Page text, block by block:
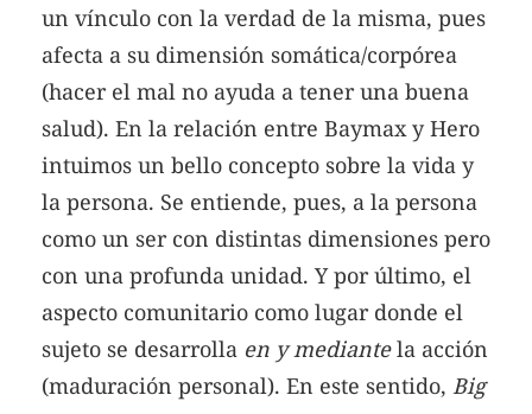
un vínculo con la verdad de la misma, pues
afecta a su dimensión somática/corpórea
(hacer el mal no ayuda a tener una buena
salud). En la relación entre Baymax y Hero
intuimos un bello concepto sobre la vida y
la persona. Se entiende, pues, a la persona
como un ser con distintas dimensiones pero
con una profunda unidad. Y por último, el
aspecto comunitario como lugar donde el
sujeto se desarrolla en y mediantela acción
(maduración personal). En este sentido, Big